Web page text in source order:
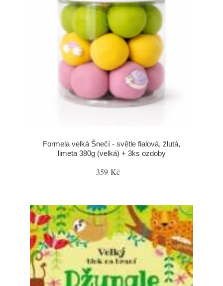
Formela velká Šnečí - světle fialová, žlutá,
limeta 380g (velká) + 3ks ozdoby
359 Kč